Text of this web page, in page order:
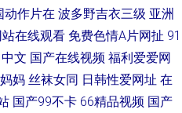
动作片在 波多野吉衣三级 亚洲
在线观看 免费色情A片网扯 91
文 国产在线视频 福利爱爱网
妈 丝袜女同 日韩性爱网址 在
国产99不卡 66精品视频 国产